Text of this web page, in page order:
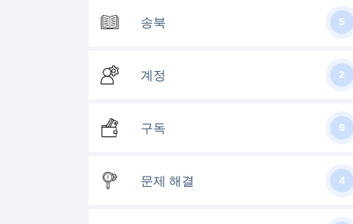
송북 5
계정 2
구독 9
문제 해결 4